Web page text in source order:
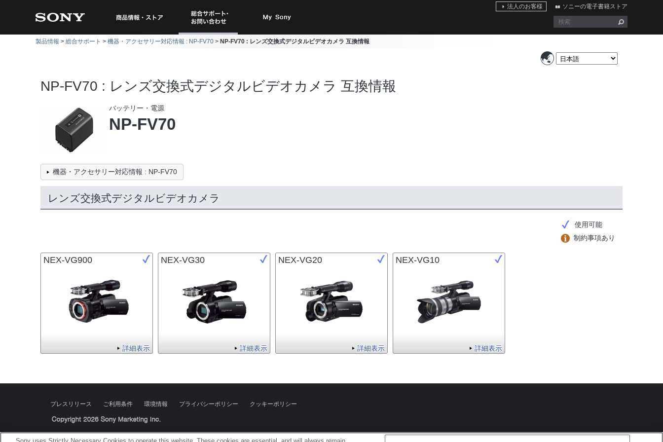
商品情報・ストア
総合サポート・お
My Sony
法人のお客様 ソニーの電子書籍ストア
製品情報 総合サポート 機器・アクセサリー対応情報 : NP-FV70 NP-FV70 : レンズ交換式デジタルビデオカメラ 互換情報
NP-FV70 : レンズ交換式デジタルビデオカメラ 互換情報
バッテリー・電源
NP-FV70
機器・アクセサリー対応情報 : NP-FV70
レンズ交換式デジタルビデオカメラ
使用可能
制約事項あり
NEX-VG900
詳細表示
NEX-VG30
詳細表示
NEX-VG20
詳細表示
NEX-VG10
詳細表示
プレスリリース ご利用条件 環境情報 プライバシーポリシー クッキーポリシー
Sony Corporation, Sony Marketing Inc.